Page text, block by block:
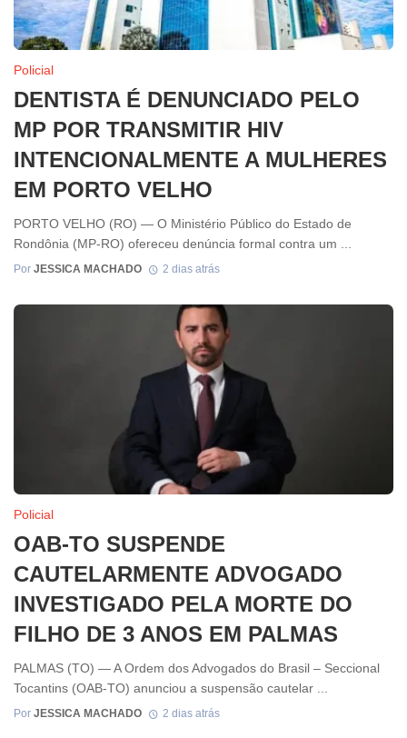
Policial
DENTISTA É DENUNCIADO PELO
MP POR TRANSMITIR HIV
INTENCIONALMENTE A MULHERES
EM PORTO VELHO
PORTO VELHO (RO) — O Ministério Público do Estado de
Rondônia (MP-RO) ofereceu denúncia formal contra um ...
Por JESSICA MACHADO 2 dias atrás
Policial
OAB-TO SUSPENDE
CAUTELARMENTE ADVOGADO
INVESTIGADO PELA MORTE DO
FILHO DE 3 ANOS EM PALMAS
PALMAS (TO) — A Ordem dos Advogados do Brasil – Seccional
Tocantins (OAB-TO) anunciou a suspensão cautelar ...
Por JESSICA MACHADO 2 dias atrás